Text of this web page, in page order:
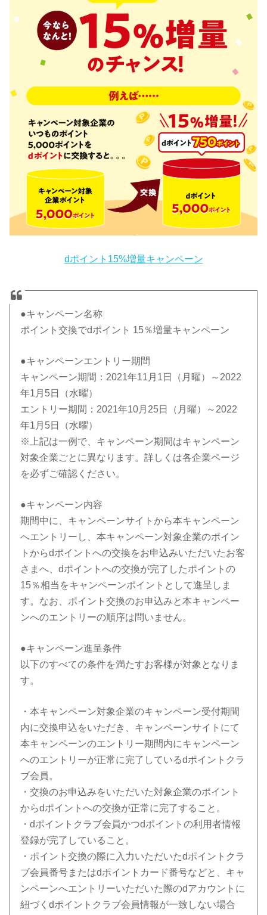
dポイント15%増量キャンペーン
●キャンペーン名称
ポイント交換でdポイント 15％増量キャンペーン
●キャンペーンエントリー期間
キャンペーン期間：2021年11月1日（月曜）～2022
年1月5日（水曜）
エントリー期間：2021年10月25日（月曜）～2022
年1月5日（水曜）
※上記は一例で、キャンペーン期間はキャンペーン
対象企業ごとに異なります。詳しくは各企業ページ
を必ずご確認ください。
●キャンペーン内容
期間中に、キャンペーンサイトから本キャンペーン
へエントリーし、本キャンペーン対象企業のポイン
トからdポイントへの交換をお申込みいただいたお客
さまへ、dポイントへの交換が完了したポイントの
15％相当をキャンペーンポイントとして進呈しま
す。なお、ポイント交換のお申込みと本キャンペー
ンへのエントリーの順序は問いません。
●キャンペーン進呈条件
以下のすべての条件を満たすお客様が対象となりま
す。
・本キャンペーン対象企業のキャンペーン受付期間
内に交換申込をいただき、キャンペーンサイトにて
本キャンペーンのエントリー期間内にキャンペーン
へのエントリーが正常に完了しているdポイントクラ
ブ会員。
・交換のお申込みをいただいた対象企業のポイント
からdポイントへの交換が正常に完了すること。
・dポイントクラブ会員かつdポイントの利用者情報
登録が完了していること。
・ポイント交換の際に入力いただいたdポイントクラ
ブ会員番号またはdポイントカード番号などと、キャ
ンペーンへエントリーいただいた際のdアカウントに
紐づくdポイントクラブ会員情報が一致しない場合